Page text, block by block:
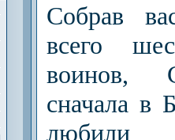
Собрав
всего
воинов,
сначала в
любили